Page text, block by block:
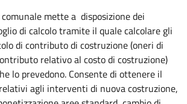
mette a disposizione dei
di calcolo tramite il quale calcolare gli
di contributo di costruzione (oneri di
relativo al costo di costruzione)
lo prevedono. Consente di ottenere il
agli interventi di nuova costruzione,